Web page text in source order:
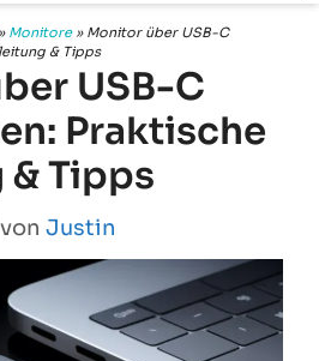
Monitore» Monitor über USB-C
& Tipps
USB-C
Praktische
Tipps
von Justin